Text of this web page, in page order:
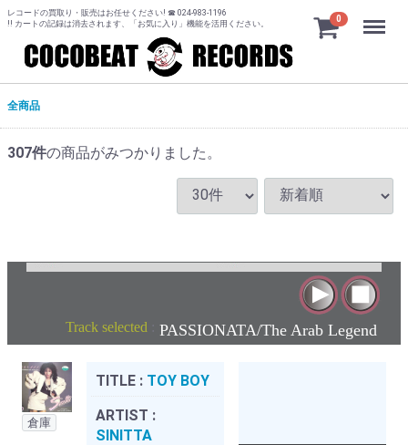
レコードの買取り・販売はお任せください! ☎ 024-983-1196
!! カートの記録は消去されます、「お気に入り」機能を活用ください。
0 Menu
全商品
307件の商品がみつかりました。
Track selected : PASSIONATA/The Arab Legend
倉庫
TITLE : TOY BOY
ARTIST :
SINITTA